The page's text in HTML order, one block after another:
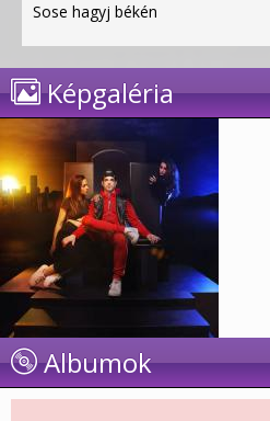
Sose hagyj békén
Képgaléria
Albumok